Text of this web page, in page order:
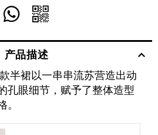
享
WECHAT
享
WEIBO
分
享
至
WHATSAPP
享
维
产品描述
半裙以一串串流苏营造出动
孔眼细节，赋予了整体造型